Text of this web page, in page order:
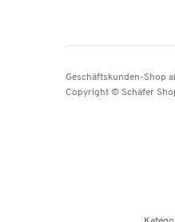
Geschäftskunden-Shop
Copyright © Schäfer